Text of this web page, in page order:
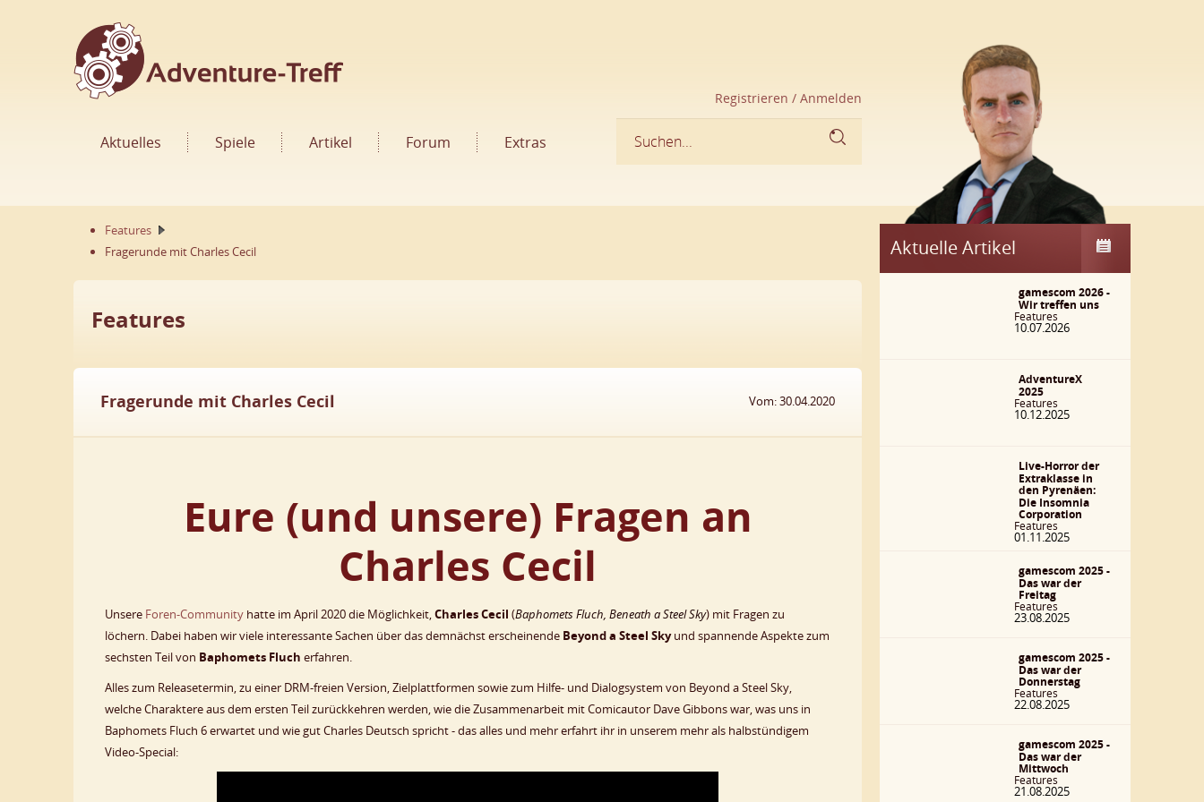
Registrieren / Anmelden
Aktuelles Spiele Artikel Forum Extras
Features
Fragerunde mit Charles Cecil
Features
Fragerunde mit Charles Cecil Vom: 30.04.2020
Eure (und unsere) Fragen an
Charles Cecil
Unsere Foren-Community hatte im April 2020 die Möglichkeit,Charles Cecil (Baphomets Fluch, Beneath a Steel Sky) mit Fragen zu
löchern. Dabei haben wir viele interessante Sachen über das demnächst erscheinende Beyond a Steel Skyund spannende Aspekte zum
sechsten Teil von Baphomets Fluch erfahren.
Alles zum Releasetermin, zu einer DRM-freien Version, Zielplattformen sowie zum Hilfe- und Dialogsystem von Beyond a Steel Sky,
welche Charaktere aus dem ersten Teil zurückkehren werden, wie die Zusammenarbeit mit Comicautor Dave Gibbons war, was uns in
Baphomets Fluch 6 erwartet und wie gut Charles Deutsch spricht - das alles und mehr erfahrt ihr in unserem mehr als halbstündigem
Video-Special:
Aktuelle Artikel
gamescom 2026 -
Wir treffen uns
Features
10.07.2026
AdventureX
2025
Features
10.12.2025
Live-Horror der
Extraklasse in
den Pyrenäen:
Die Insomnia
Corporation
Features
01.11.2025
gamescom 2025 -
Das war der
Freitag
Features
23.08.2025
gamescom 2025 -
Das war der
Donnerstag
Features
22.08.2025
gamescom 2025 -
Das war der
Mittwoch
Features
21.08.2025